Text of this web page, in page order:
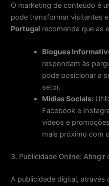
O marketing de conteúdo é
pode transformar visitantes
Portugal recomenda que as
Blogues
respondam às
pode posicionar a
setor.
Mídias Sociais:
Facebook e
vídeos e
mais próximo com
3. Publicidade Online: Atingir
A publicidade digital,